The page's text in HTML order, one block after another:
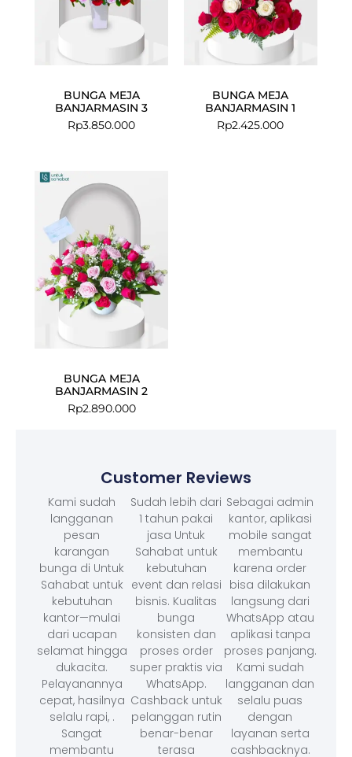
BUNGA MEJA
BANJARMASIN 3
Rp3.850.000
BUNGA MEJA
BANJARMASIN 1
Rp2.425.000
BUNGA MEJA
BANJARMASIN 2
Rp2.890.000
Customer Reviews
Kami sudah
langganan
pesan
karangan
bunga di Untuk
Sahabat untuk
kebutuhan
kantor—mulai
dari ucapan
selamat hingga
dukacita.
Pelayanannya
cepat, hasilnya
selalu rapi, .
Sangat
membantu
Sudah lebih dari
1 tahun pakai
jasa Untuk
Sahabat untuk
kebutuhan
event dan relasi
bisnis. Kualitas
bunga
konsisten dan
proses order
super praktis via
WhatsApp.
Cashback untuk
pelanggan rutin
benar-benar
terasa
Sebagai admin
kantor, aplikasi
mobile sangat
membantu
karena order
bisa dilakukan
langsung dari
WhatsApp atau
aplikasi tanpa
proses panjang.
Kami sudah
langganan dan
selalu puas
dengan
layanan serta
cashbacknya.